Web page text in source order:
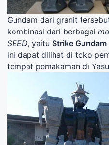
Gundam dari granit
kombinasi dari berbagai
SEED, yaitu Strike Gundam
ini dapat dilihat di toko
tempat pemakaman di